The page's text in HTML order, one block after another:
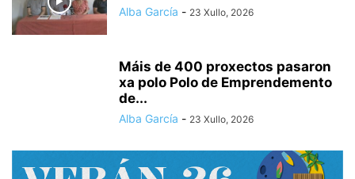
Alba García - 23 Xullo, 2026
Máis de 400 proxectos pasaron
xa polo Polo de Emprendemento
de...
Alba García - 23 Xullo, 2026